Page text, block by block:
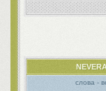
слова -